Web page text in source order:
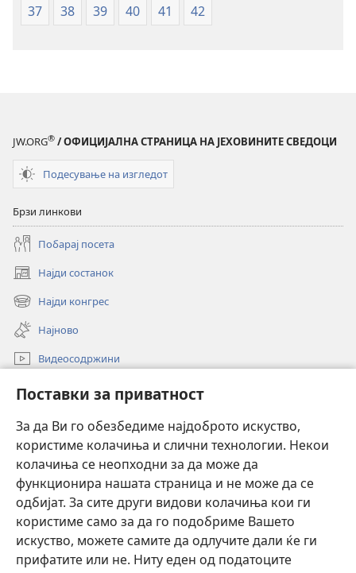
Поставки за приватност
За да Ви го обезбедиме најдоброто искуство,
користиме колачиња и слични технологии. Некои
колачиња се неопходни за да може да
функционира нашата страница и не може да се
одбијат. За сите други видови колачиња кои ги
користиме само за да го подобриме Вашето
искуство, можете самите да одлучите дали ќе ги
прифатите или не. Ниту еден од податоците
37
38 39 40 41 42
JW.ORG® / ОФИЦИЈАЛНА СТРАНИЦА НА ЈЕХОВИНИТЕ СВЕДОЦИ
Подесување на изгледот
Брзи линкови
Побарај посета
Најди состанок
(opens
new
window)
Најди конгрес
(opens
new
window)
Најново
Видеосодржини
(opens
new
window)ОНЛАЈН БИБЛИОТЕКА Watchtower™
(opens
new
window)JW Hub
(opens
new